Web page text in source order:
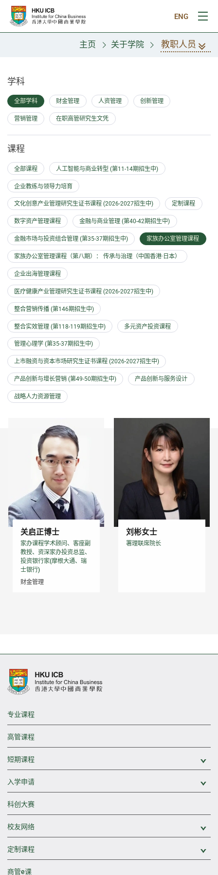
跳往主要内容
ENG
打
主页 关于学院 教职人员
教职人员
学科
全部学科 财金管理 人资管理 创新管理
营销管理 在职高管研究生文凭
课程
全部课程 人工智能与商业转型 (第11-14期招生中)
企业教练与领导力培育
文化创意产业管理研究生证书课程 (2026-2027招生中) 定制课程
数字资产管理课程 金融与商业管理 (第40-42期招生中)
金融市场与投资组合管理 (第35-37期招生中) 家族办公室管理课程
家族办公室管理课程（第八期）： 传承与治理（中国香港·日本）
企业出海管理课程
医疗健康产业管理研究生证书课程 (2026-2027招生中)
整合营销传播 (第146期招生中)
整合实效管理 (第118-119期招生中) 多元资产投资课程
管理心理学 (第35-37期招生中)
上市融资与资本市场研究生证书课程 (2026-2027招生中)
产品创新与增长营销 (第49-50期招生中) 产品创新与服务设计
战略人力资源管理
关启正博士
家办课程学术顾问、客座副
教授、资深家办投资总监、
投资银行家(摩根大通、瑞
士银行)
财金管理
刘彬女士
署理联席院长
专业课程
高管课程
短期课程
入学申请
科创大赛
校友网络
定制课程
商管e课